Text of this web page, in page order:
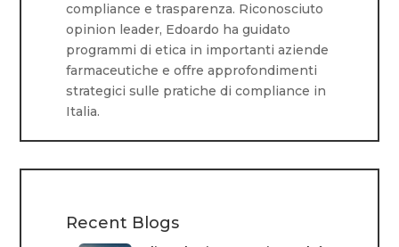
compliance e trasparenza. Riconosciuto
opinion leader, Edoardo ha guidato
programmi di etica in importanti aziende
farmaceutiche e offre approfondimenti
strategici sulle pratiche di compliance in
Italia.
Recent Blogs